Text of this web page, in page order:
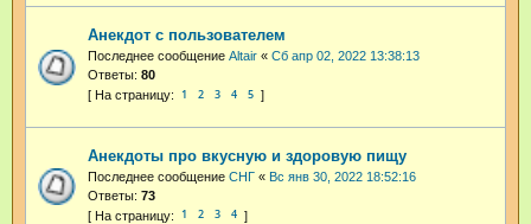
Анекдот с пользователем
Последнее сообщение Altair « Сб апр 02, 2022 13:38:13
Ответы: 80
1 2 3 4 5
Анекдоты про вкусную и здоровую пищу
Последнее сообщение СНГ « Вс янв 30, 2022 18:52:16
Ответы: 73
1 2 3 4